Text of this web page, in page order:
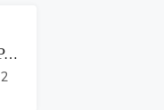
VENTA APARTAMENTO COL ESCALÓN PARTE ALTA LAS VISTAS SAN SALVADOR
2